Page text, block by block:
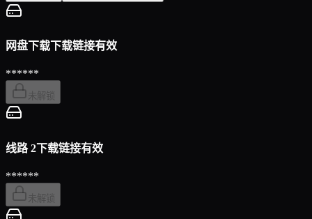
网盘下载下载链接有效
******
未解锁
线路 2下载链接有效
******
未解锁